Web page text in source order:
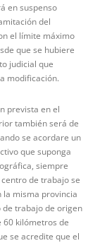
en suspenso
del
el límite máximo
que se hubiere
judicial que
modificación.
prevista en el
también será de
se acordare un
que suponga
siempre
de trabajo se
la misma provincia
de trabajo de origen
60 kilómetros de
se acredite que el